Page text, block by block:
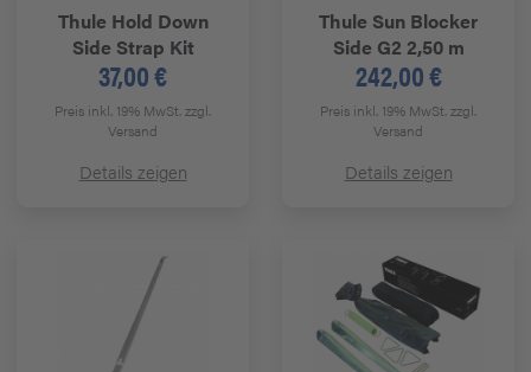
Thule Hold Down
Side Strap Kit
37,00 €
Preis inkl. 19% MwSt.zzgl.
Versand
Details zeigen
Thule Sun Blocker
Side G2 2,50 m
242,00 €
Preis inkl. 19% MwSt.zzgl.
Versand
Details zeigen